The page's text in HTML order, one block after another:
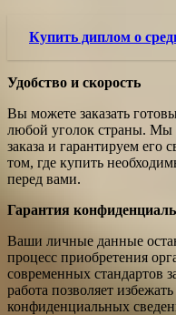
Купить диплом о
Удобство и скорость
Вы можете заказать
любой уголок страны. Мы
заказа и гарантируем его
том, где купить
перед вами.
Гарантия
Ваши личные данные
процесс приобретения
современных стандартов
работа позволяет
конфиденциальных